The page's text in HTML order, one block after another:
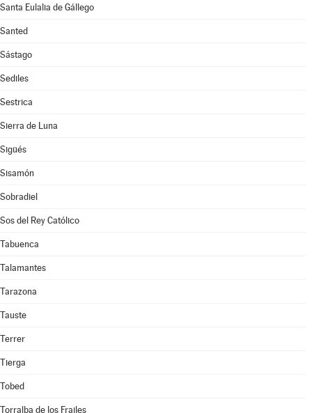
Santa Eulalia de Gállego
Santed
Sástago
Sediles
Sestrica
Sierra de Luna
Sigüés
Sisamón
Sobradiel
Sos del Rey Católico
Tabuenca
Talamantes
Tarazona
Tauste
Terrer
Tierga
Tobed
Torralba de los Frailes